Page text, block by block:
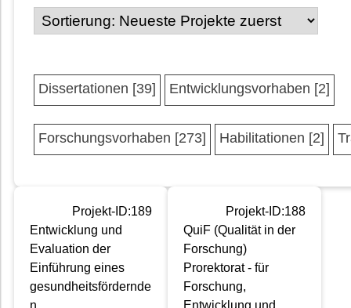
Dissertationen [39] Entwicklungsvorhaben [2]
Forschungsvorhaben [273] Habilitationen [2]
Projekt-ID:189
Entwicklung und
Evaluation der
Einführung eines
gesundheitsfördernde
n
Projekt-ID:188
QuiF (Qualität in der
Forschung)
Prorektorat - für
Forschung,
Entwicklung und